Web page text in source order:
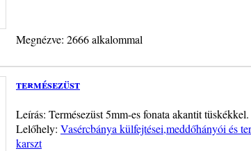
Megnézve: 2666 alkalommal
termésezüst
Leírás: Termésezüst 5mm-es fonata akantit
Lelőhely: Vasércbánya külfejtései,meddőhányói és
karszt